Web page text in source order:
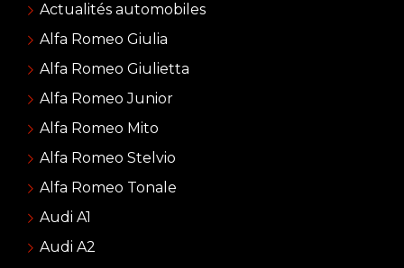
Actualités automobiles
Alfa Romeo Giulia
Alfa Romeo Giulietta
Alfa Romeo Junior
Alfa Romeo Mito
Alfa Romeo Stelvio
Alfa Romeo Tonale
Audi A1
Audi A2